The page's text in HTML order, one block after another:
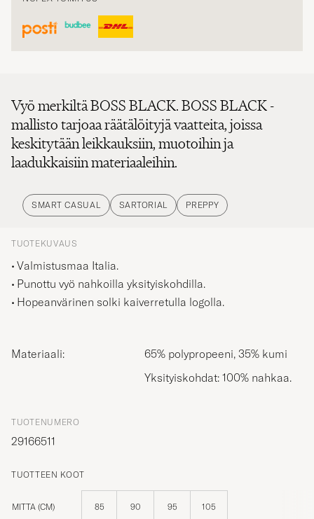
Vyö merkiltä BOSS BLACK. BOSS BLACK -
mallisto tarjoaa räätälöityjä vaatteita, joissa
keskitytään leikkauksiin, muotoihin ja
laadukkaisiin materiaaleihin.
SMART CASUAL SARTORIAL PREPPY
TUOTEKUVAUS
Valmistusmaa Italia.
Punottu vyö nahkoilla yksityiskohdilla.
Hopeanvärinen solki kaiverretulla logolla.
Materiaali:
65% polypropeeni, 35% kumi
Yksityiskohdat: 100% nahkaa.
TUOTENUMERO
29166511
TUOTTEEN KOOT
MITTA (CM) 85 90 95 105